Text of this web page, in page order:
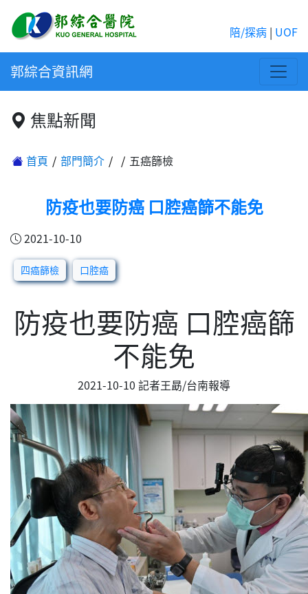
陪/探病 | UOF
郭綜合資訊網
焦點新聞
首頁 部門簡介 五癌篩檢
防疫也要防癌 口腔癌篩不能免
2021-10-10
四癌篩檢 口腔癌
防疫也要防癌 口腔癌篩
不能免
2021-10-10 記者王勗/台南報導